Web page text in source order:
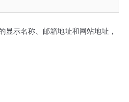
显示名称、邮箱地址和网站地址，